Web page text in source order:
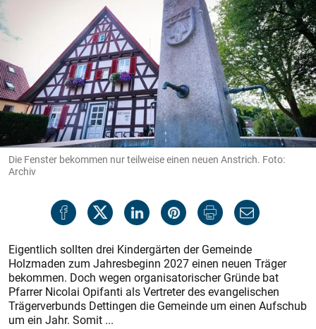
Die Fenster bekommen nur teilweise einen neuen Anstrich. Foto:
Archiv
Eigentlich sollten drei Kindergärten der Gemeinde
Holzmaden zum Jahresbeginn 2027 einen neuen Träger
bekommen. Doch wegen organisatorischer Gründe bat
Pfarrer Nicolai Opifanti als Vertreter des evangelischen
Trägerverbunds Dettingen die Gemeinde um einen Aufschub
um ein Jahr. Somit ...